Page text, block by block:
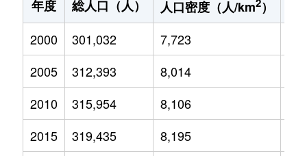
年度
総人口（人） 人口密度（人/km ）
2000
301,032 7,723
2005
312,393 8,014
2010
315,954 8,106
2015
319,435 8,195